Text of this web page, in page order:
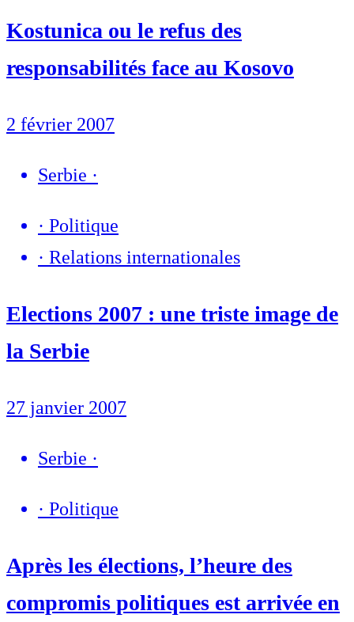
Kostunica ou le refus des
responsabilités face au Kosovo
2 février 2007
Serbie ·
· Politique
· Relations internationales
Elections 2007 : une triste image de
la Serbie
27 janvier 2007
Serbie ·
· Politique
Après les élections, l’heure des
compromis politiques est arrivée en